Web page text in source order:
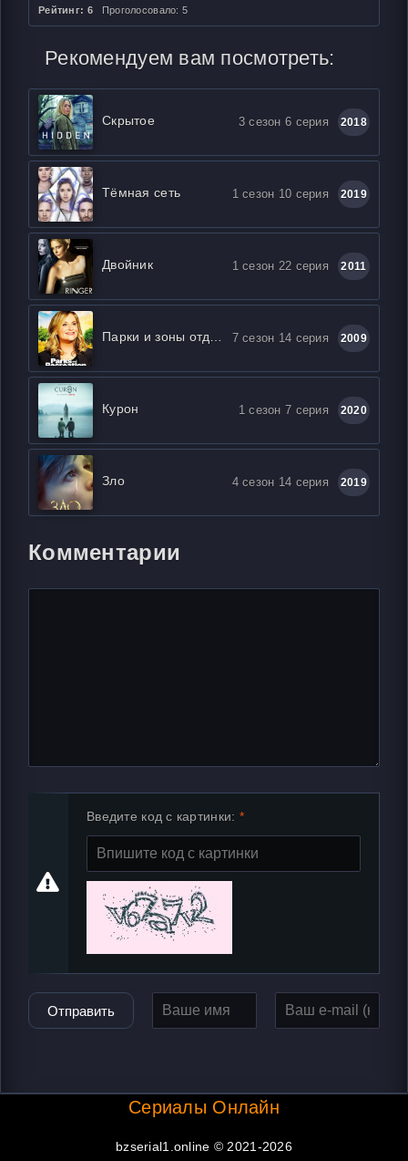
Рейтинг: 6 Проголосовало: 5
Рекомендуем вам посмотреть:
Скрытое 3 сезон 6 серия 2018
Тёмная сеть 1 сезон 10 серия 2019
Двойник 1 сезон 22 серия 2011
7 сезон 14 серия 2009
Курон 1 сезон 7 серия 2020
Зло 4 сезон 14 серия 2019
Комментарии
Введите код с картинки:
Отправить
Сериалы Онлайн
bzserial1.online © 2021-2026